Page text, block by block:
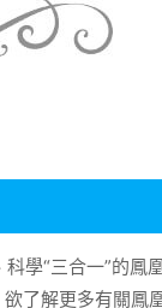
學“三合一”的鳳
了解更多有關鳳